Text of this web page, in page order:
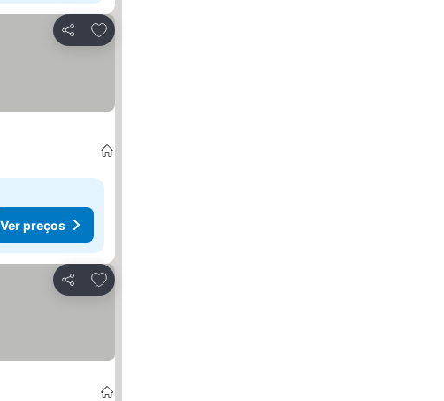
Partilhar
Adicionar aos favoritos
Ver preços
Partilhar
Adicionar aos favoritos